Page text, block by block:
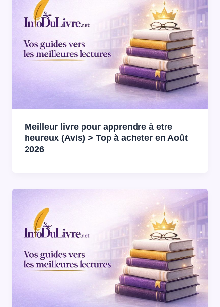
Meilleur livre pour apprendre à etre
heureux (Avis) > Top à acheter en Août
2026